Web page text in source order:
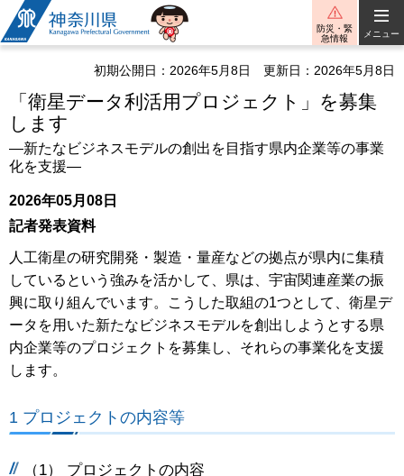
神奈川県
防災・緊
急情報
メニュー
初期公開日：2026年5月8日 更新日：2026年5月8日
「衛星データ利活用プロジェクト」を募集
します
―新たなビジネスモデルの創出を目指す県内企業等の事業
化を支援―
2026年05月08日
記者発表資料
人工衛星の研究開発・製造・量産などの拠点が県内に集積
しているという強みを活かして、県は、宇宙関連産業の振
興に取り組んでいます。こうした取組の1つとして、衛星デ
ータを用いた新たなビジネスモデルを創出しようとする県
内企業等のプロジェクトを募集し、それらの事業化を支援
します。
1 プロジェクトの内容等
（1） プロジェクトの内容